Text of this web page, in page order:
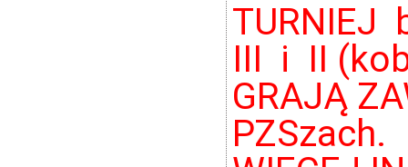
TURNIEJ
III i II
GRAJĄ
PZSzach.